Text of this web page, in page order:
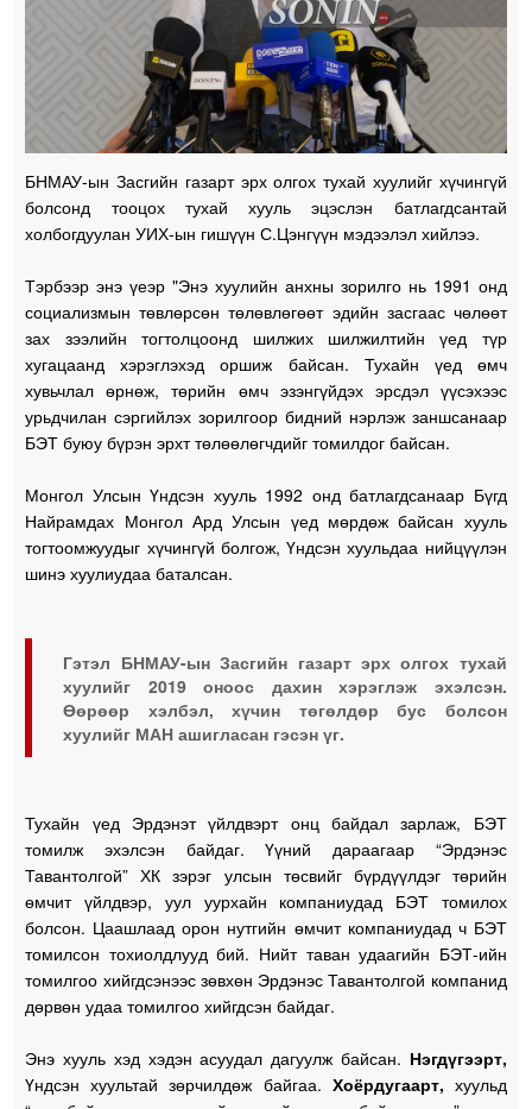
БНМАУ-ын Засгийн газарт эрх олгох тухай хуулийг хүчингүй
болсонд тооцох тухай хууль эцэслэн батлагдсантай
холбогдуулан УИХ-ын гишүүн С.Цэнгүүн мэдээлэл хийлээ.
Тэрбээр энэ үеэр "Энэ хуулийн анхны зорилго нь 1991 онд
социализмын төвлөрсөн төлөвлөгөөт эдийн засгаас чөлөөт
зах зээлийн тогтолцоонд шилжих шилжилтийн үед түр
хугацаанд хэрэглэхэд оршиж байсан. Тухайн үед өмч
хувьчлал өрнөж, төрийн өмч эзэнгүйдэх эрсдэл үүсэхээс
урьдчилан сэргийлэх зорилгоор бидний нэрлэж заншсанаар
БЭТ буюу бүрэн эрхт төлөөлөгчдийг томилдог байсан.
Монгол Улсын Үндсэн хууль 1992 онд батлагдсанаар Бүгд
Найрамдах Монгол Ард Улсын үед мөрдөж байсан хууль
тогтоомжуудыг хүчингүй болгож, Үндсэн хуульдаа нийцүүлэн
шинэ хуулиудаа баталсан.
Гэтэл БНМАУ-ын Засгийн газарт эрх олгох тухай
хуулийг 2019 оноос дахин хэрэглэж эхэлсэн.
Өөрөөр хэлбэл, хүчин төгөлдөр бус болсон
хуулийг МАН ашигласан гэсэн үг.
Тухайн үед Эрдэнэт үйлдвэрт онц байдал зарлаж, БЭТ
томилж эхэлсэн байдаг. Үүний дараагаар “Эрдэнэс
Тавантолгой” ХК зэрэг улсын төсвийг бүрдүүлдэг төрийн
өмчит үйлдвэр, уул уурхайн компаниудад БЭТ томилох
болсон. Цаашлаад орон нутгийн өмчит компаниудад ч БЭТ
томилсон тохиолдлууд бий. Нийт таван удаагийн БЭТ-ийн
томилгоо хийгдсэнээс зөвхөн Эрдэнэс Тавантолгой компанид
дөрвөн удаа томилгоо хийгдсэн байдаг.
Энэ хууль хэд хэдэн асуудал дагуулж байсан. Нэгдүгээрт,
Үндсэн хуультай зөрчилдөж байгаа. Хоёрдугаарт, хуульд